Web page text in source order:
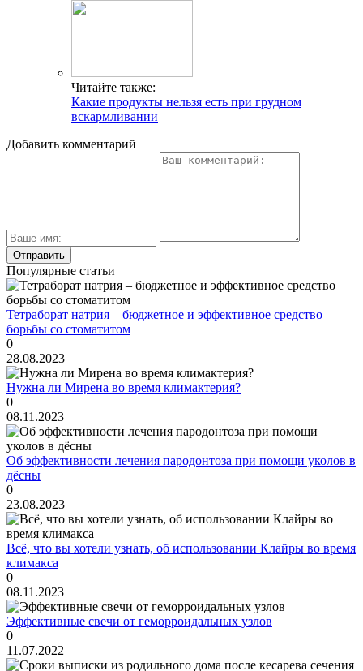
Читайте также:
Какие продукты нельзя есть при грудном
вскармливании
Добавить комментарий
Популярные статьи
Тетраборат натрия – бюджетное и эффективное средство
борьбы со стоматитом
0
28.08.2023
Нужна ли Мирена во время климактерия?
0
08.11.2023
Об эффективности лечения пародонтоза при помощи уколов в
дёсны
0
23.08.2023
Всё, что вы хотели узнать, об использовании Клайры во время
климакса
0
08.11.2023
Эффективные свечи от геморроидальных узлов
0
11.07.2022